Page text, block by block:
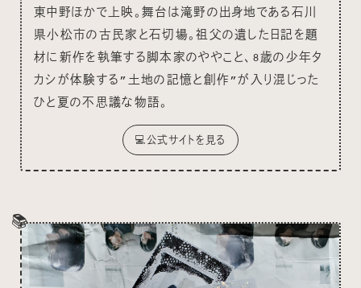
東中野ほかで上映。舞台は滝野の出身地である石川
県小松市の古民家と石切場。祖父の遺した日記を題
材に新作を執筆する脚本家のややこと、8歳の少年タ
カシが体験する”土地の記憶と創作”が入り混じった
ひと夏の不思議な物語。
💻公式サイトを見る
📚